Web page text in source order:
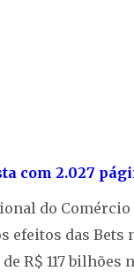
com 2.027
do
efeitos das
R$ 117